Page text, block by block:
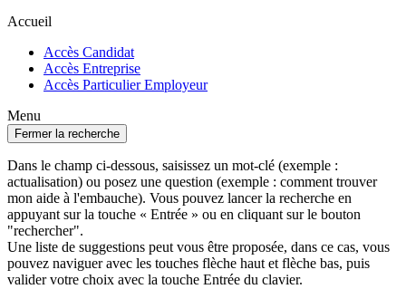
Accueil
Accès Candidat
Accès Entreprise
Accès Particulier Employeur
Menu
Fermer la recherche
Dans le champ ci-dessous, saisissez un mot-clé (exemple :
actualisation) ou posez une question (exemple : comment trouver
mon aide à l'embauche). Vous pouvez lancer la recherche en
appuyant sur la touche « Entrée » ou en cliquant sur le bouton
"rechercher".
Une liste de suggestions peut vous être proposée, dans ce cas, vous
pouvez naviguer avec les touches flèche haut et flèche bas, puis
valider votre choix avec la touche Entrée du clavier.